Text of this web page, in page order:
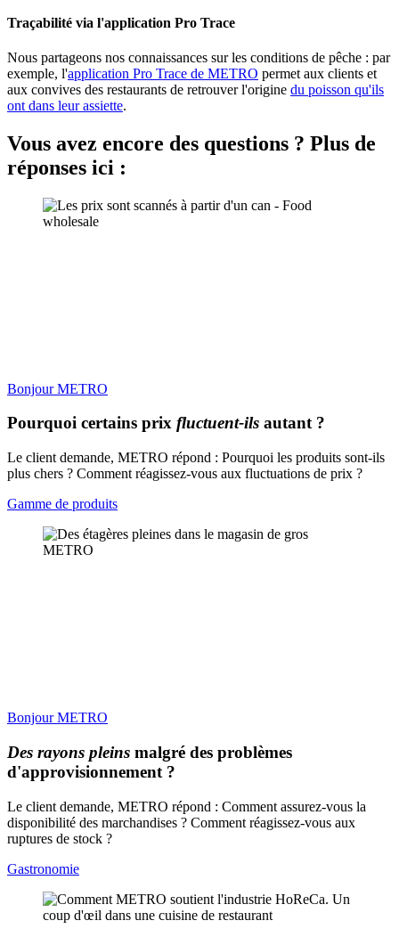
Traçabilité via l'application Pro Trace
Nous partageons nos connaissances sur les conditions de pêche : par
exemple, l'application Pro Trace de METRO permet aux clients et
aux convives des restaurants de retrouver l'origine du poisson qu'ils
ont dans leur assiette.
Vous avez encore des questions ? Plus de
réponses ici :
Bonjour METRO
Pourquoi certains prix fluctuent-ils autant ?
Le client demande, METRO répond : Pourquoi les produits sont-ils
plus chers ? Comment réagissez-vous aux fluctuations de prix ?
Gamme de produits
Bonjour METRO
Des rayons pleins malgré des problèmes
d'approvisionnement ?
Le client demande, METRO répond : Comment assurez-vous la
disponibilité des marchandises ? Comment réagissez-vous aux
ruptures de stock ?
Gastronomie